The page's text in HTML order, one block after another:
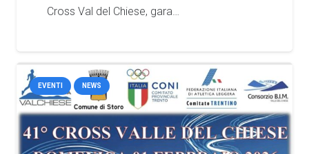
Cross Val del Chiese, gara…
EVENTI NEWS